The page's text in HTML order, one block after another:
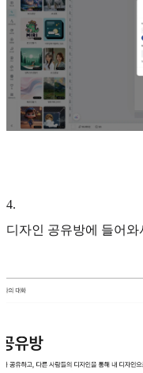
4.
디자인 공유방에 들어